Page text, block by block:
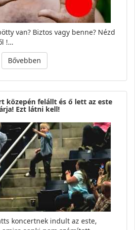
van? Biztos vagy benne? Nézd
!…
Bővebben
közepén felállt és ő lett az este
Ezt látni kell!
koncertnek indult az este,